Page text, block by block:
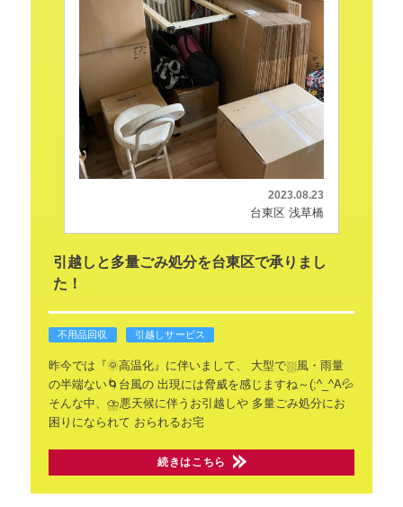
2023.08.23
台東区 浅草橋
引越しと多量ごみ処分を台東区で承りまし
た！
不用品回収 引越しサービス
昨今では『🌞高温化』に伴いまして、
大型で⛆風・雨量
の半端ない🌀台風の出現には脅威を感じますね～(;^_^A💦
そんな中、⛈悪天候に伴うお引越しや多量ごみ処分にお
困りになられて おられるお宅
続きはこちら